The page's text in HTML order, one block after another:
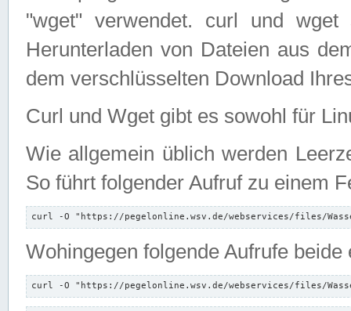
"wget" verwendet. curl und wget
Herunterladen von Dateien aus
dem verschlüsselten Download
Curl und Wget gibt es sowohl für
Wie allgemein üblich werden
So führt folgender Aufruf zu einem
curl -O "https://pegelonline.wsv.de/webservices/files/
Wohingegen folgende Aufrufe beide
curl -O "https://pegelonline.wsv.de/webservices/files/